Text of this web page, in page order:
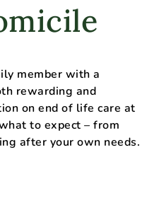
member with a
rewarding and
on end of life care at
to expect – from
after your own needs.